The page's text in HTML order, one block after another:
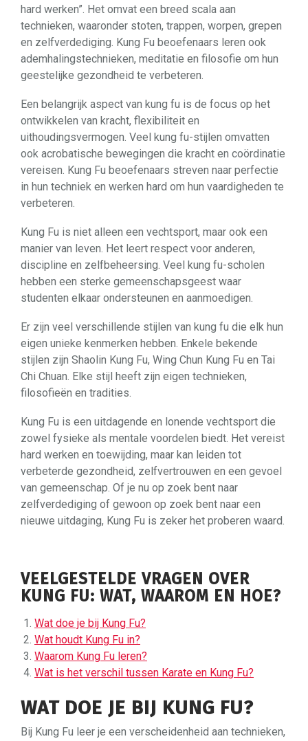
hard werken”. Het omvat een breed scala aan
technieken, waaronder stoten, trappen, worpen, grepen
en zelfverdediging. Kung Fu beoefenaars leren ook
ademhalingstechnieken, meditatie en filosofie om hun
geestelijke gezondheid te verbeteren.
Een belangrijk aspect van kung fu is de focus op het
ontwikkelen van kracht, flexibiliteit en
uithoudingsvermogen. Veel kung fu-stijlen omvatten
ook acrobatische bewegingen die kracht en coördinatie
vereisen. Kung Fu beoefenaars streven naar perfectie
in hun techniek en werken hard om hun vaardigheden te
verbeteren.
Kung Fu is niet alleen een vechtsport, maar ook een
manier van leven. Het leert respect voor anderen,
discipline en zelfbeheersing. Veel kung fu-scholen
hebben een sterke gemeenschapsgeest waar
studenten elkaar ondersteunen en aanmoedigen.
Er zijn veel verschillende stijlen van kung fu die elk hun
eigen unieke kenmerken hebben. Enkele bekende
stijlen zijn Shaolin Kung Fu, Wing Chun Kung Fu en Tai
Chi Chuan. Elke stijl heeft zijn eigen technieken,
filosofieën en tradities.
Kung Fu is een uitdagende en lonende vechtsport die
zowel fysieke als mentale voordelen biedt. Het vereist
hard werken en toewijding, maar kan leiden tot
verbeterde gezondheid, zelfvertrouwen en een gevoel
van gemeenschap. Of je nu op zoek bent naar
zelfverdediging of gewoon op zoek bent naar een
nieuwe uitdaging, Kung Fu is zeker het proberen waard.
VEELGESTELDE VRAGEN OVER
KUNG FU: WAT, WAAROM EN HOE?
Wat doe je bij Kung Fu?
Wat houdt Kung Fu in?
Waarom Kung Fu leren?
Wat is het verschil tussen Karate en Kung Fu?
WAT DOE JE BIJ KUNG FU?
Bij Kung Fu leer je een verscheidenheid aan technieken,